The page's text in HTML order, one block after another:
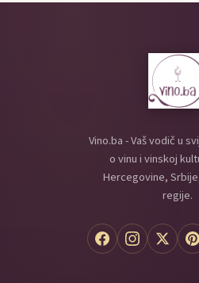
Vino.ba - Vaš vodič u
o vinu i vinskoj
Hercegovine,
regije.